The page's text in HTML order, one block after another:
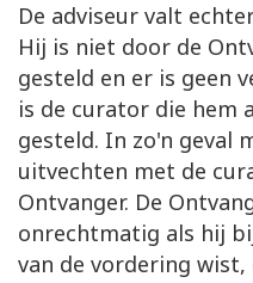
De adviseur valt
Hij is niet door de
gesteld en er is geen
is de curator die hem
gesteld. In zo'n geval
uitvechten met de
Ontvanger. De
onrechtmatig als hij
van de vordering